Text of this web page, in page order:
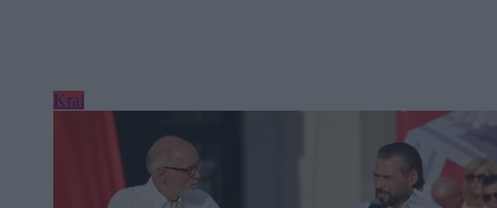
Kraj